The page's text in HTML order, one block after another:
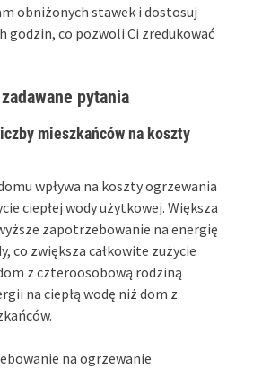
obniżonych stawek i dostosuj
godzin, co pozwoli Ci zredukować
pytania
mieszkańców na koszty
wpływa na koszty ogrzewania
ciepłej wody użytkowej. Większa
zapotrzebowanie na energię
co zwiększa całkowite zużycie
z czteroosobową rodziną
na ciepłą wodę niż dom z
na ogrzewanie